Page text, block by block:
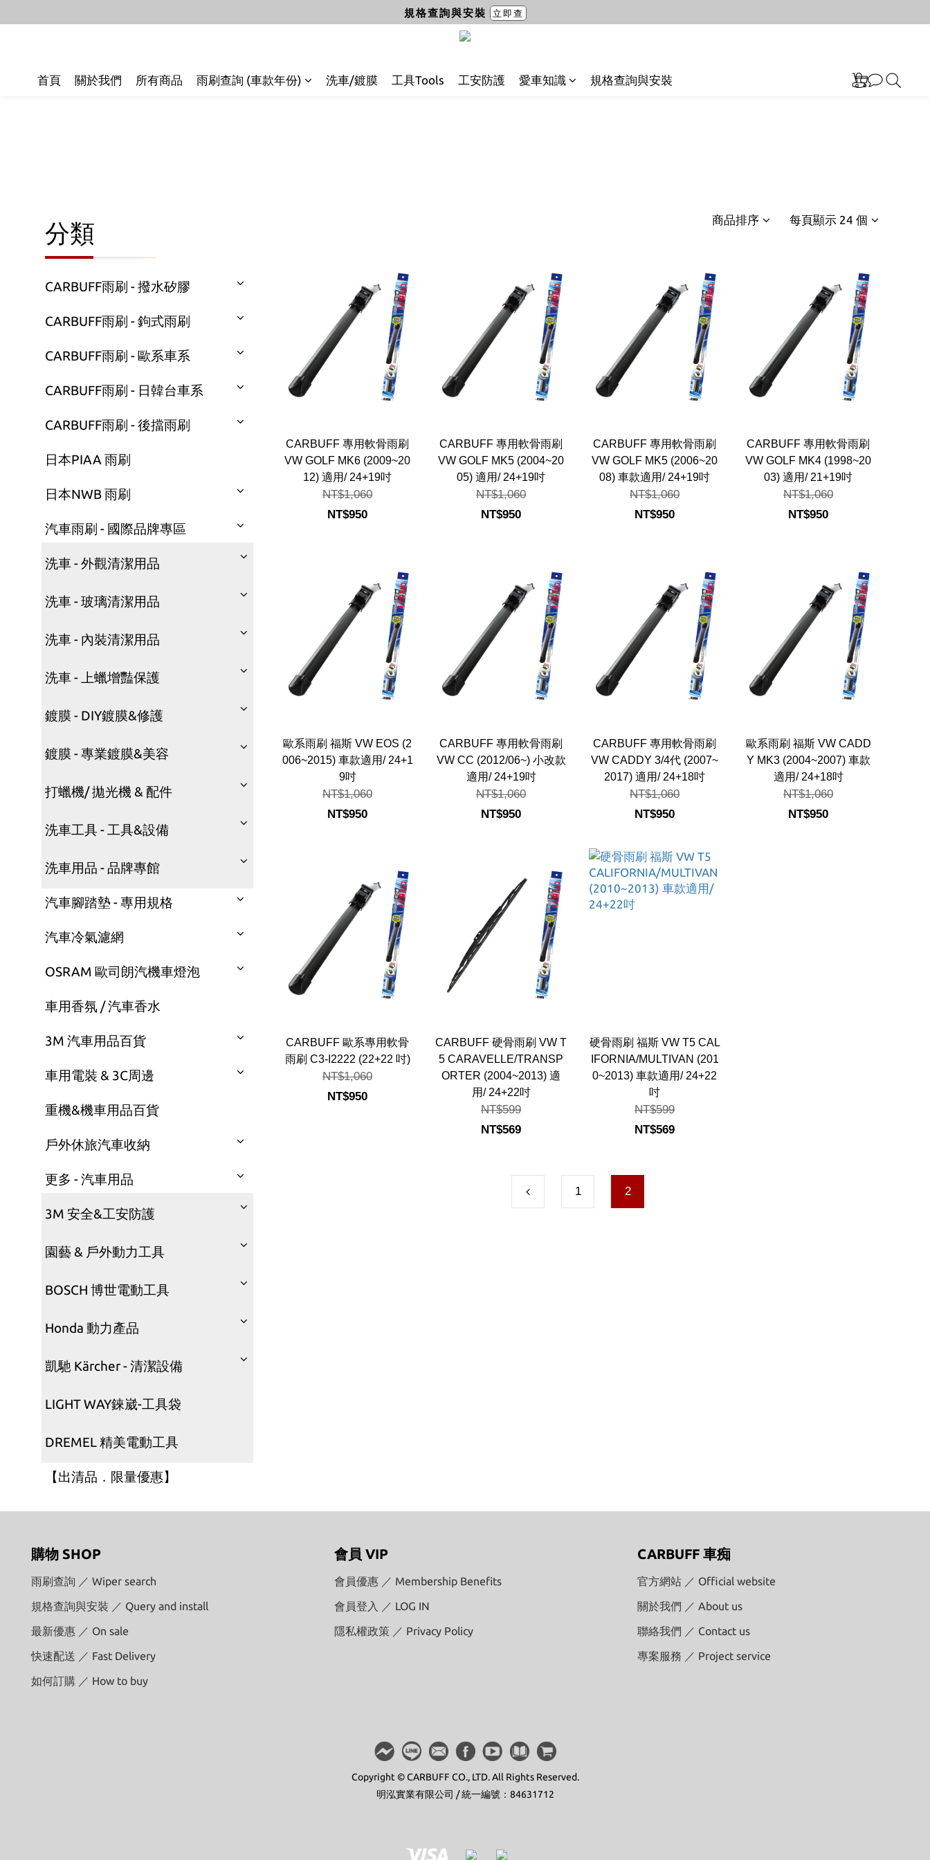
首頁 關於我們 所有商品 雨刷查詢 (車款年份) 洗車/鍍膜 工具Tools 工安防護 愛車知識 規格查詢與安裝
分類
CARBUFF雨刷 - 撥水矽膠
CARBUFF雨刷 - 鉤式雨刷
CARBUFF雨刷 - 歐系車系
CARBUFF雨刷 - 日韓台車系
CARBUFF雨刷 - 後擋雨刷
日本PIAA 雨刷
日本NWB 雨刷
汽車雨刷 - 國際品牌專區
洗車 - 外觀清潔用品
洗車 - 玻璃清潔用品
洗車 - 內裝清潔用品
洗車 - 上蠟增豔保護
鍍膜 - DIY鍍膜&修護
鍍膜 - 專業鍍膜&美容
打蠟機/ 拋光機 & 配件
洗車工具 - 工具&設備
洗車用品 - 品牌專館
汽車腳踏墊 - 專用規格
汽車冷氣濾網
OSRAM 歐司朗汽機車燈泡
車用香氛 / 汽車香水
3M 汽車用品百貨
車用電裝 & 3C周邊
重機&機車用品百貨
戶外休旅汽車收納
更多 - 汽車用品
3M 安全&工安防護
園藝 & 戶外動力工具
BOSCH 博世電動工具
Honda 動力產品
凱馳 Kärcher - 清潔設備
LIGHT WAY錸崴-工具袋
DREMEL 精美電動工具
【出清品．限量優惠】
商品排序 每頁顯示 24 個
CARBUFF 專用軟骨雨刷
VW GOLF MK6 (2009~20
12) 適用/ 24+19吋
NT$1,060
NT$950
CARBUFF 專用軟骨雨刷
VW GOLF MK5 (2004~20
05) 適用/ 24+19吋
NT$1,060
NT$950
CARBUFF 專用軟骨雨刷
VW GOLF MK5 (2006~20
08) 車款適用/ 24+19吋
NT$1,060
NT$950
CARBUFF 專用軟骨雨刷
VW GOLF MK4 (1998~20
03) 適用/ 21+19吋
NT$1,060
NT$950
歐系雨刷 福斯 VW EOS (2
006~2015) 車款適用/ 24+1
9吋
NT$1,060
NT$950
CARBUFF 專用軟骨雨刷
VW CC (2012/06~) 小改款
適用/ 24+19吋
NT$1,060
NT$950
CARBUFF 專用軟骨雨刷
VW CADDY 3/4代 (2007~
2017) 適用/ 24+18吋
NT$1,060
NT$950
歐系雨刷 福斯 VW CADD
Y MK3 (2004~2007) 車款
適用/ 24+18吋
NT$1,060
NT$950
CARBUFF 歐系專用軟骨
雨刷 C3-I2222 (22+22 吋)
NT$1,060
NT$950
CARBUFF 硬骨雨刷 VW T
5 CARAVELLE/TRANSP
ORTER (2004~2013) 適
用/ 24+22吋
NT$599
NT$569
硬骨雨刷 福斯 VW T5 CAL
IFORNIA/MULTIVAN (201
0~2013) 車款適用/ 24+22
吋
NT$599
NT$569
1 2
購物 SHOP
雨刷查詢 ／ Wiper search
規格查詢與安裝 ／ Query and install
最新優惠 ／ On sale
快速配送 ／ Fast Delivery
如何訂購 ／ How to buy
會員 VIP
會員優惠 ／ Membership Benefits
會員登入 ／ LOG IN
隱私權政策 ／ Privacy Policy
CARBUFF 車痴
官方網站 ／ Official website
關於我們 ／ About us
聯絡我們 ／ Contact us
專案服務 ／ Project service
Copyright © CARBUFF CO., LTD. All Rights Reserved.
明泓實業有限公司 / 統一編號：84631712
規格查詢與安裝 立即查